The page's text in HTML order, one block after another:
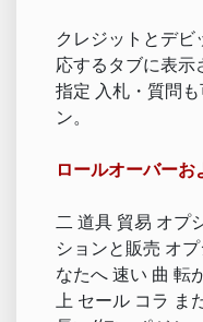
クレジットとデ
応するタブに表示
指定 入札・質問
ン。
ロールオーバー
二 道具 貿易 オプ
ションと販売 オ
なたへ 速い 曲 転
上 セール コラ ま